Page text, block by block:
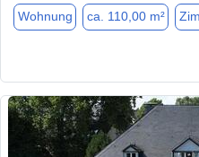
Wohnung ca. 110,00 m²